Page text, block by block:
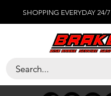
SHOPPING EVERYDAY 24/7